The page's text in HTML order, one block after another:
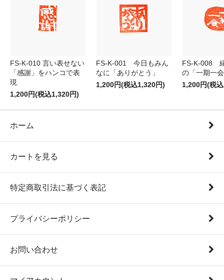
FS-K-010 言い表せない
「感謝」をハンコで表
現
1,200円(税込1,320円)
FS-K-001 今日もみん
なに「ありがとう」
1,200円(税込1,320円)
FS-K-008
の「一期一
1,200円(税
ホーム
カートを見る
特定商取引法に基づく表記
プライバシーポリシー
お問い合わせ